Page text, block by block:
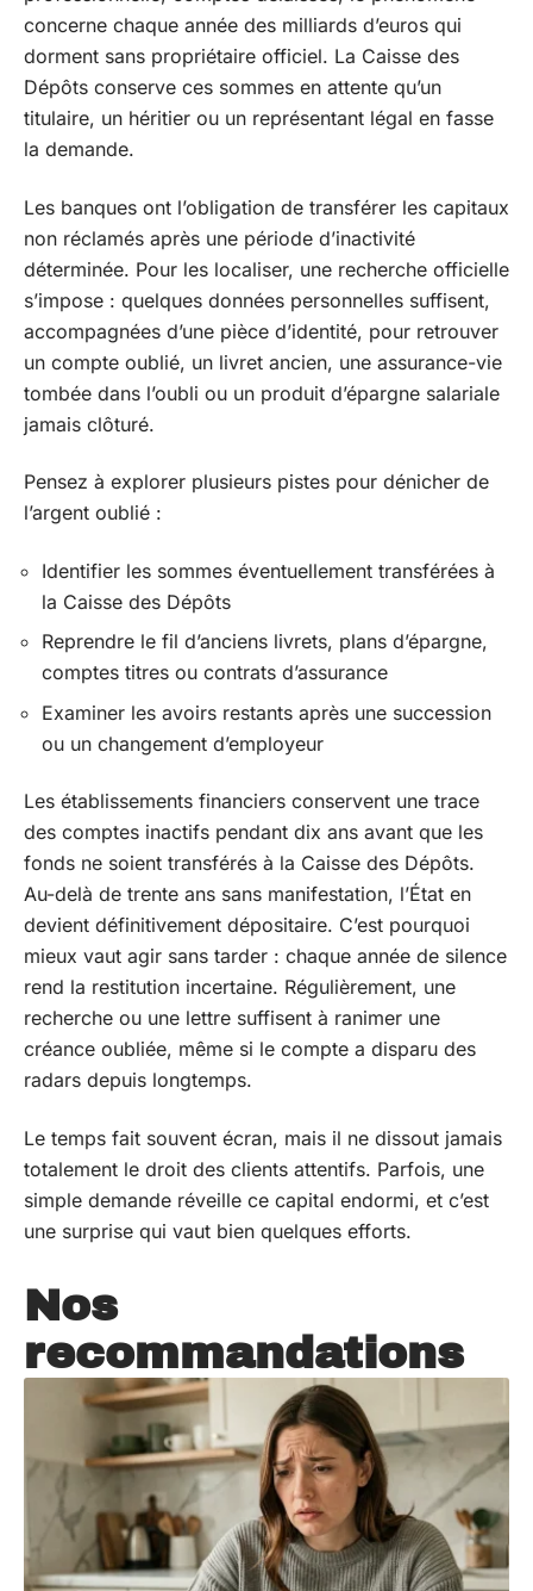
concerne chaque année des milliards d’euros qui
dorment sans propriétaire officiel. La Caisse des
Dépôts conserve ces sommes en attente qu’un
titulaire, un héritier ou un représentant légal en fasse
la demande.
Les banques ont l’obligation de transférer les capitaux
non réclamés après une période d’inactivité
déterminée. Pour les localiser, une recherche officielle
s’impose : quelques données personnelles suffisent,
accompagnées d’une pièce d’identité, pour retrouver
un compte oublié, un livret ancien, une assurance-vie
tombée dans l’oubli ou un produit d’épargne salariale
jamais clôturé.
Pensez à explorer plusieurs pistes pour dénicher de
l’argent oublié :
Identifier les sommes éventuellement transférées à
la Caisse des Dépôts
Reprendre le fil d’anciens livrets, plans d’épargne,
comptes titres ou contrats d’assurance
Examiner les avoirs restants après une succession
ou un changement d’employeur
Les établissements financiers conservent une trace
des comptes inactifs pendant dix ans avant que les
fonds ne soient transférés à la Caisse des Dépôts.
Au-delà de trente ans sans manifestation, l’État en
devient définitivement dépositaire. C’est pourquoi
mieux vaut agir sans tarder : chaque année de silence
rend la restitution incertaine. Régulièrement, une
recherche ou une lettre suffisent à ranimer une
créance oubliée, même si le compte a disparu des
radars depuis longtemps.
Le temps fait souvent écran, mais il ne dissout jamais
totalement le droit des clients attentifs. Parfois, une
simple demande réveille ce capital endormi, et c’est
une surprise qui vaut bien quelques efforts.
Nos
recommandations